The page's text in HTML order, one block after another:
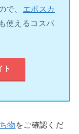
で、
エポスカ
使えるコスパ
ト
物 をご確認くだ